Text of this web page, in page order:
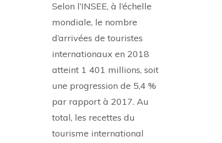
Selon l’INSEE, à l’échelle
mondiale, le nombre
d’arrivées de touristes
internationaux en 2018
atteint 1 401 millions, soit
une progression de 5,4 %
par rapport à 2017. Au
total, les recettes du
tourisme international